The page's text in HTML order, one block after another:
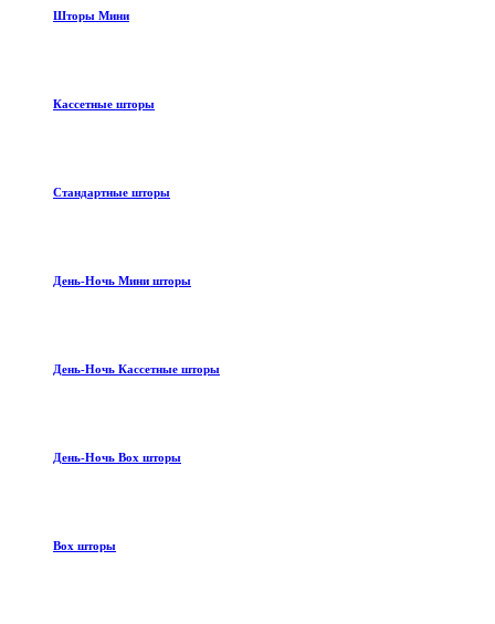
Шторы Мини
Кассетные шторы
Стандартные шторы
День-Ночь Мини шторы
День-Ночь Кассетные шторы
День-Ночь Box шторы
Box шторы